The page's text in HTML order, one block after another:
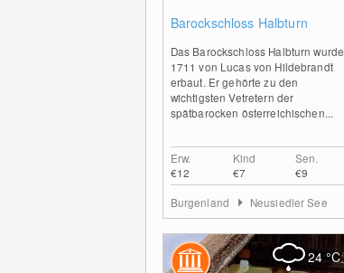
Barockschloss Halbturn
Das Barockschloss Halbturn wurde
1711 von Lucas von Hildebrandt
erbaut. Er gehörte zu den
wichtigsten Vetretern der
spätbarocken österreichischen...
Erw.
€12
Kind
€7
Sen.
€9
Burgenland Neusiedler See
24°C